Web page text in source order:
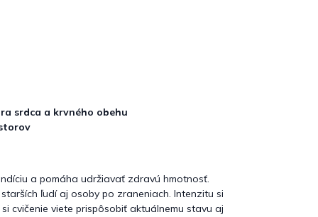
srdca a krvného obehu
a pomáha udržiavať zdravú hmotnosť.
ľudí aj osoby po zraneniach. Intenzitu si
cvičenie viete prispôsobiť aktuálnemu stavu aj